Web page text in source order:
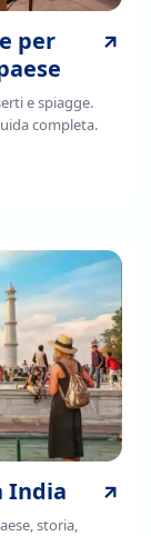
per
e spiagge.
completa.
India
storia,